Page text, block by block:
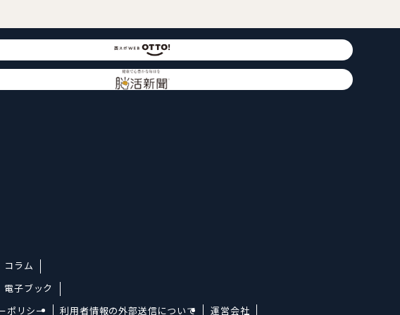
コラム
電子ブック
ポリシー 利用者情報の外部送信について 運営会社